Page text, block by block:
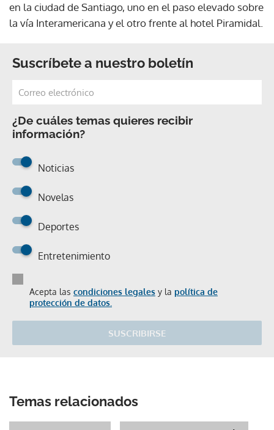
en la ciudad de Santiago, uno en el paso elevado sobre
la vía Interamericana y el otro frente al hotel Piramidal.
Suscríbete a nuestro boletín
¿De cuáles temas quieres recibir
información?
Noticias
Novelas
Deportes
Entretenimiento
Acepta las condiciones legales y la política de
protección de datos.
SUSCRIBIRSE
Temas relacionados